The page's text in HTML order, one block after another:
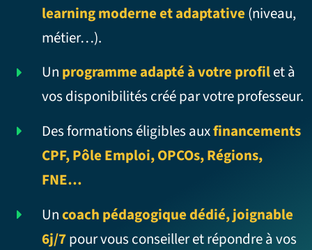
learning moderne et adaptative (niveau,
métier…).
Un programme adapté à votre profilet à
vos disponibilités créé par votre professeur.
Des formations éligibles auxfinancements
CPF, Pôle Emploi, OPCOs, Régions,
FNE…
Uncoach pédagogique dédié, joignable
6j/7pour vous conseiller et répondre à vos